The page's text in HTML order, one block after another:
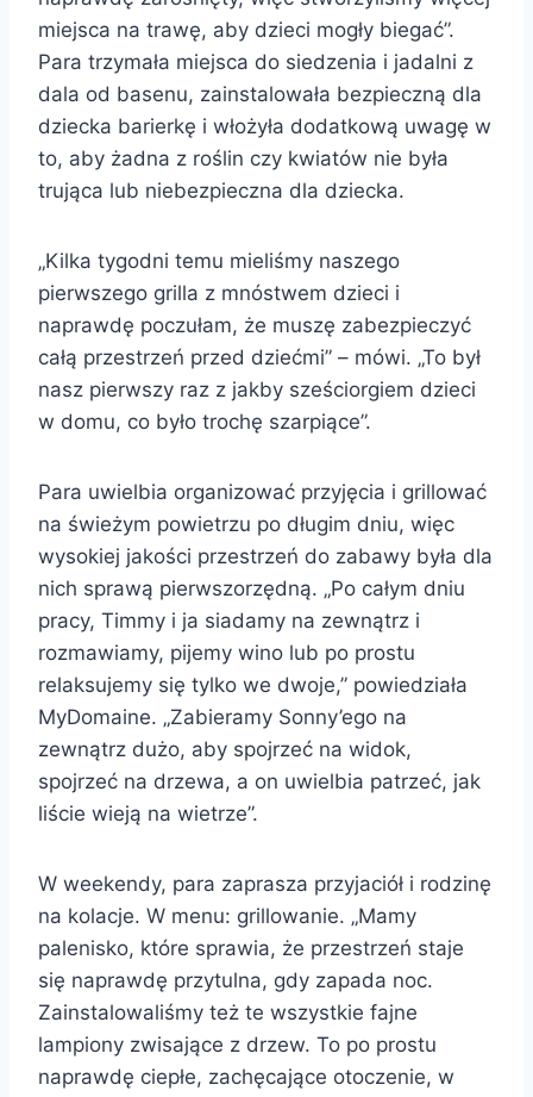
miejsca na trawę, aby dzieci mogły biegać”.
Para trzymała miejsca do siedzenia i jadalni z
dala od basenu, zainstalowała bezpieczną dla
dziecka barierkę i włożyła dodatkową uwagę w
to, aby żadna z roślin czy kwiatów nie była
trująca lub niebezpieczna dla dziecka.
„Kilka tygodni temu mieliśmy naszego
pierwszego grilla z mnóstwem dzieci i
naprawdę poczułam, że muszę zabezpieczyć
całą przestrzeń przed dziećmi” – mówi. „To był
nasz pierwszy raz z jakby sześciorgiem dzieci
w domu, co było trochę szarpiące”.
Para uwielbia organizować przyjęcia i grillować
na świeżym powietrzu po długim dniu, więc
wysokiej jakości przestrzeń do zabawy była dla
nich sprawą pierwszorzędną. „Po całym dniu
pracy, Timmy i ja siadamy na zewnątrz i
rozmawiamy, pijemy wino lub po prostu
relaksujemy się tylko we dwoje,” powiedziała
MyDomaine. „Zabieramy Sonny’ego na
zewnątrz dużo, aby spojrzeć na widok,
spojrzeć na drzewa, a on uwielbia patrzeć, jak
liście wieją na wietrze”.
W weekendy, para zaprasza przyjaciół i rodzinę
na kolacje. W menu: grillowanie. „Mamy
palenisko, które sprawia, że przestrzeń staje
się naprawdę przytulna, gdy zapada noc.
Zainstalowaliśmy też te wszystkie fajne
lampiony zwisające z drzew. To po prostu
naprawdę ciepłe, zachęcające otoczenie, w